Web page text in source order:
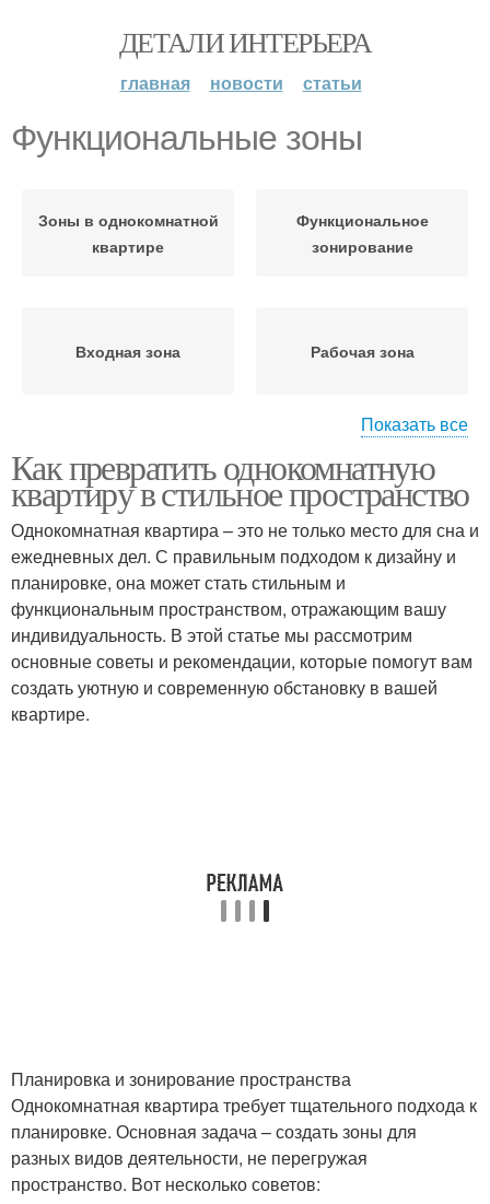
ДЕТАЛИ ИНТЕРЬЕРА
главная новости статьи
Функциональные зоны
Зоны в однокомнатной
квартире
Функциональное
зонирование
Входная зона Рабочая зона
Зоны в детской комнате
Показать все
Как превратить однокомнатную
квартиру в стильное пространство
Однокомнатная квартира – это не только место для сна и
ежедневных дел. С правильным подходом к дизайну и
планировке, она может стать стильным и
функциональным пространством, отражающим вашу
индивидуальность. В этой статье мы рассмотрим
основные советы и рекомендации, которые помогут вам
создать уютную и современную обстановку в вашей
квартире.
Планировка и зонирование пространства
Однокомнатная квартира требует тщательного подхода к
планировке. Основная задача – создать зоны для
разных видов деятельности, не перегружая
пространство. Вот несколько советов: